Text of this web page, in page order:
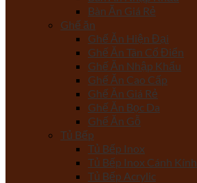
Bàn Ăn Giá Rẻ
Ghế ăn
Ghế Ăn Hiện Đại
Ghế Ăn Tân Cổ Điển
Ghế Ăn Nhập Khẩu
Ghế Ăn Cao Cấp
Ghế Ăn Giá Rẻ
Ghế Ăn Bọc Da
Ghế Ăn Gỗ
Tủ Bếp
Tủ Bếp Inox
Tủ Bếp Inox Cánh Kính
Tủ Bếp Acrylic